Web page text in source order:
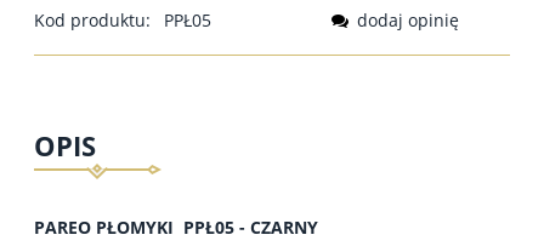
Kod produktu:
PPŁ05
dodaj opinię
OPIS
PAREO PŁOMYKI PPŁ05 - CZARNY